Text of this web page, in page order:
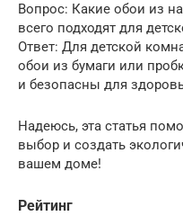
Вопрос: Какие обои из
всего подходят для
Ответ: Для детской
обои из бумаги или
и безопасны для
Надеюсь, эта статья
выбор и создать
вашем доме!
Рейтинг